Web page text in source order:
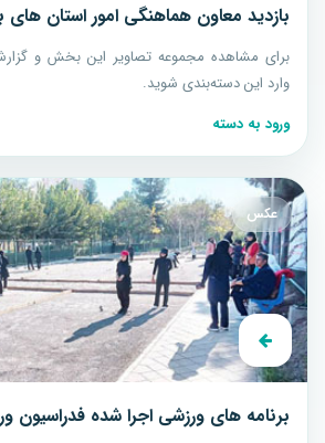
برای مشاهده مجموعه تصاویر این بخش و
وارد این دسته‌بندی شوید.
ورود به دسته
عکس